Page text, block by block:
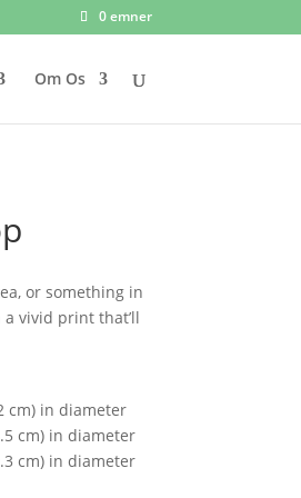
0 emner
Om Os
or something in
vivid print that’ll
cm) in diameter
cm) in diameter
cm) in diameter